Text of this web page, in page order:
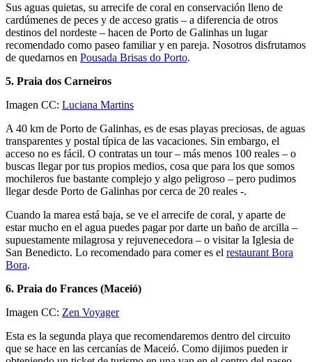
Sus aguas quietas, su arrecife de coral en conservación lleno de
cardúmenes de peces y de acceso gratis – a diferencia de otros
destinos del nordeste – hacen de Porto de Galinhas un lugar
recomendado como paseo familiar y en pareja. Nosotros disfrutamos
de quedarnos en Pousada Brisas do Porto.
5. Praia dos Carneiros
Imagen CC: Luciana Martins
A 40 km de Porto de Galinhas, es de esas playas preciosas, de aguas
transparentes y postal típica de las vacaciones. Sin embargo, el
acceso no es fácil. O contratas un tour – más menos 100 reales – o
buscas llegar por tus propios medios, cosa que para los que somos
mochileros fue bastante complejo y algo peligroso – pero pudimos
llegar desde Porto de Galinhas por cerca de 20 reales -.
Cuando la marea está baja, se ve el arrecife de coral, y aparte de
estar mucho en el agua puedes pagar por darte un baño de arcilla –
supuestamente milagrosa y rejuvenecedora – o visitar la Iglesia de
San Benedicto. Lo recomendado para comer es el restaurant Bora
Bora.
6. Praia do Frances (Maceió)
Imagen CC: Zen Voyager
Esta es la segunda playa que recomendaremos dentro del circuito
que se hace en las cercanías de Maceió. Como dijimos pueden ir